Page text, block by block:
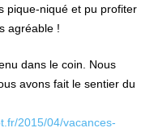
pique-niqué et pu profiter
agréable !
dans le coin. Nous
avons fait le sentier du
2015/04/vacances-